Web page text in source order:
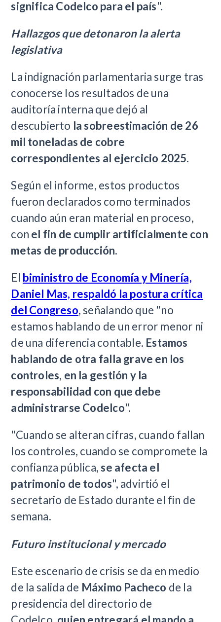
significa Codelco para el país".
Hallazgos que detonaron la alerta
legislativa
La indignación parlamentaria surge tras
conocerse los resultados de una
auditoría interna que dejó al
descubierto la sobreestimación de 26
mil toneladas de cobre
correspondientes al ejercicio 2025.
Según el informe, estos productos
fueron declarados como terminados
cuando aún eran material en proceso,
con el fin de cumplir artificialmente con
metas de producción.
El biministro de Economía y Minería,
Daniel Mas, respaldó la postura crítica
del Congreso, señalando que "no
estamos hablando de un error menor ni
de una diferencia contable. Estamos
hablando de otra falla grave en los
controles, en la gestión y la
responsabilidad con que debe
administrarse Codelco".
"Cuando se alteran cifras, cuando fallan
los controles, cuando se compromete la
confianza pública,se afecta el
patrimonio de todos", advirtió el
secretario de Estado durante el fin de
semana.
Futuro institucional y mercado
Este escenario de crisis se da en medio
de la salida de Máximo Pacheco de la
presidencia del directorio de